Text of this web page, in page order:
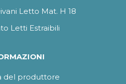
Letto Mat. H 18
Letti Estraibili
del produttore